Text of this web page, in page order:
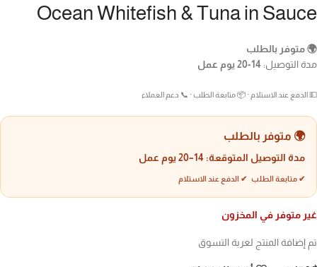
Ocean Whitefish & Tuna in Sauce
🌍 متوفر بالطلب
مدة التوصيل: 14-20 يوم عمل
💵 الدفع عند الاستلام · 📦 متابعة الطلب · 📞 دعم العملاء
🌍 متوفر بالطلب
مدة التوصيل المتوقعة: 14–20 يوم عمل
✔ متابعة الطلب ✔ الدفع عند الاستلام
غير متوفر في المخزون
تم إضافة المنتج لعربة التسوق